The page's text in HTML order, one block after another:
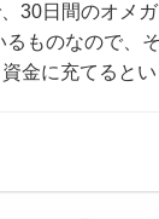
30日間のオメ
ものなので、
金に充てると